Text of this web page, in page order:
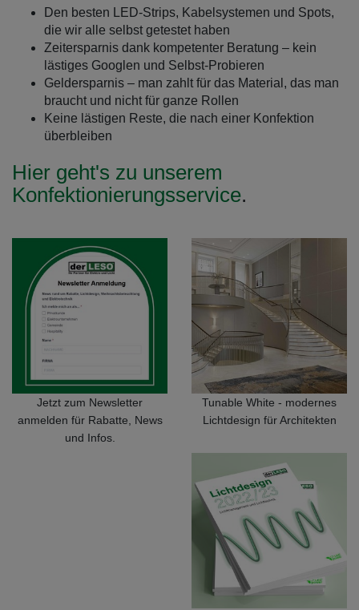
Den besten LED-Strips, Kabelsystemen und Spots,
die wir alle selbst getestet haben
Zeitersparnis dank kompetenter Beratung – kein
lästiges Googlen und Selbst-Probieren
Geldersparnis – man zahlt für das Material, das man
braucht und nicht für ganze Rollen
Keine lästigen Reste, die nach einer Konfektion
überbleiben
Hier geht's zu unserem
Konfektionierungsservice.
Jetzt zum Newsletter
anmelden für Rabatte, News
und Infos.
Tunable White - modernes
Lichtdesign für Architekten